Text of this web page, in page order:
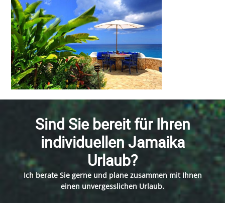
Sind Sie bereit für Ihren
individuellen Jamaika
Urlaub?
Ich berate Sie gerne und plane zusammen mit Ihnen
einen unvergesslichen Urlaub.